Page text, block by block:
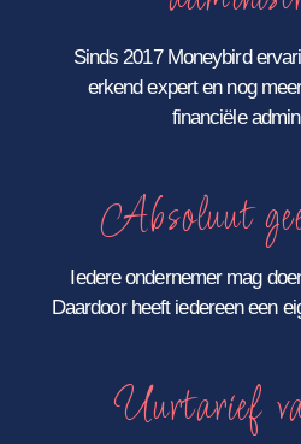
Sinds 2017 Moneybird
erkend expert en nog
financiële
Absoluut
Iedere ondernemer mag
Daardoor heeft iedereen een
Uurtarief